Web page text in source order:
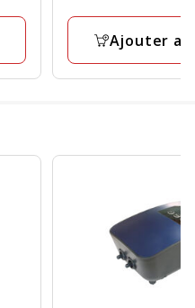
Ajouter